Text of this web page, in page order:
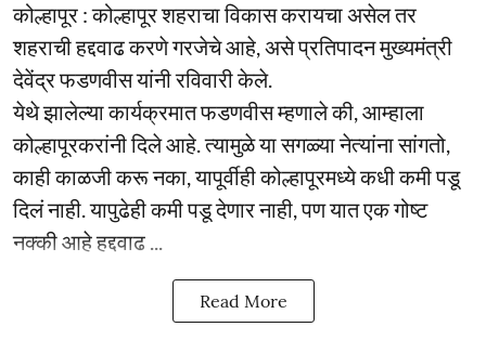
कोल्हापूर : कोल्हापूर शहराचा विकास करायचा असेल तर
शहराची हद्दवाढ करणे गरजेचे आहे, असे प्रतिपादन मुख्यमंत्री
देवेंद्र फडणवीस यांनी रविवारी केले.
येथे झालेल्या कार्यक्रमात फडणवीस म्हणाले की, आम्हाला
कोल्हापूरकरांनी दिले आहे. त्यामुळे या सगळ्या नेत्यांना सांगतो,
काही काळजी करू नका, यापूर्वीही कोल्हापूरमध्ये कधी कमी पडू
दिलं नाही. यापुढेही कमी पडू देणार नाही, पण यात एक गोष्ट
नक्की आहे हद्दवाढ ...
Read More